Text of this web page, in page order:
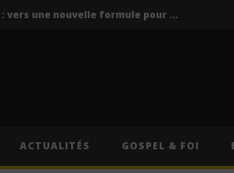
Vodun Days : vers une nouvelle formule pour le grand rendez-vous culturel du Bénin ?
& Traduction Française)
Vodun Days : vers une nouvelle formule pour le grand rendez-vous culturel du Bénin ?
ACTUALITÉS GOSPEL & FOI